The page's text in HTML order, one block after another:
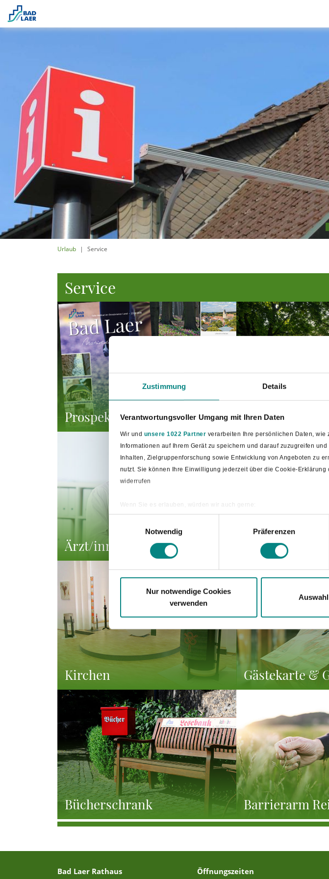
Zustimmung Details
Verantwortungsvoller Umgang mit Ihren Daten
Wir und unsere 1022 Partner verarbeiten Ihre persönlichen Daten, wie
Informationen auf Ihrem Gerät zu speichern und darauf zuzugreifen
Inhalten, Zielgruppenforschung sowie Entwicklung von Angeboten zu
nutzt. Sie können Ihre Einwilligung jederzeit über die Cookie-
widerrufen
Wenn Sie es erlauben, würden wir auch gerne:
Ihr Gerät durch aktives Scannen nach bestimmten Merkmalen
Erfahren Sie mehr darüber, wie Ihre persönlichen Daten verarbeitet
Notwendig
Präferenzen
Nur notwendige Cookies
verwenden
Urlaub Service
Service
Prospekte bestellen Nachhaltig
Ärzt/innen & Apotheken Tourist-
Kirchen Gästekarte &
Bücherschrank Barrierarm
Bad Laer Rathaus
Öffnungszeiten